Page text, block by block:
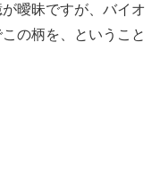
曖昧ですが、バイオ
の柄を、ということ